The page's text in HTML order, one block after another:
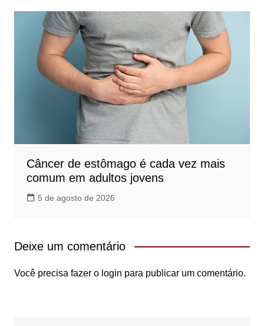
Câncer de estômago é cada vez mais
comum em adultos jovens
5 de agosto de 2026
Deixe um comentário
Você precisa fazer o login para publicar um comentário.